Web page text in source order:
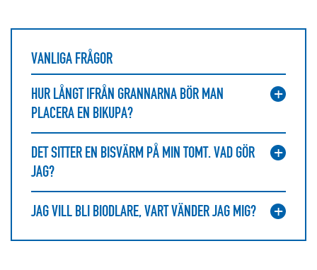
VANLIGA FRÅGOR
HUR LÅNGT IFRÅN GRANNARNA BÖR MAN
PLACERA EN BIKUPA?
DET SITTER EN BISVÄRM PÅ MIN TOMT. VAD GÖR
JAG?
JAG VILL BLI BIODLARE, VART VÄNDER JAG MIG?